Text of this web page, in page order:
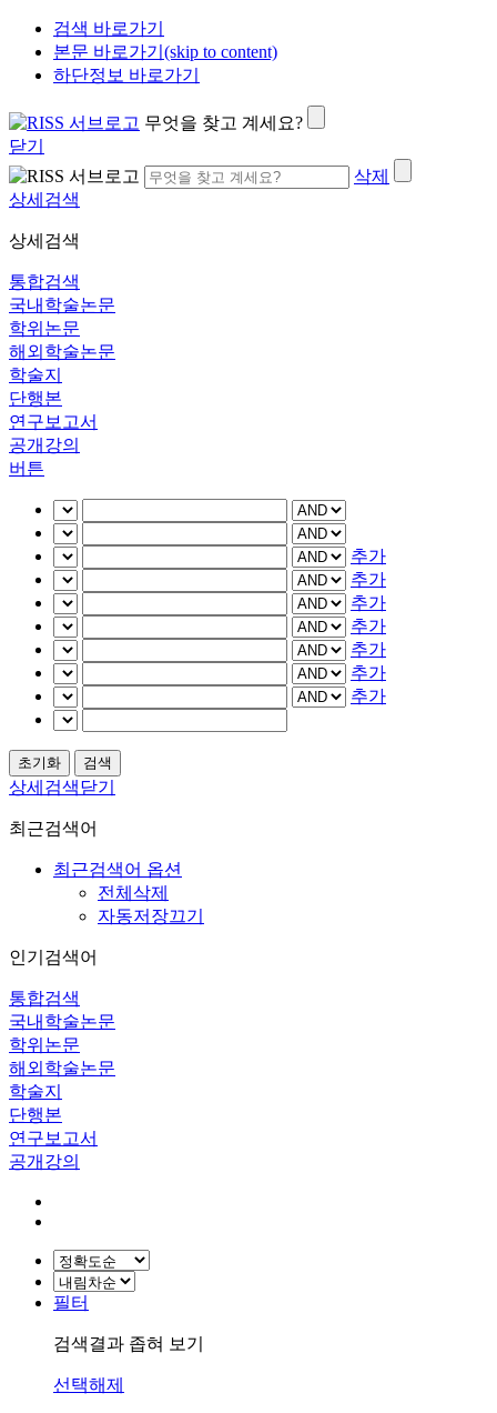
검색 바로가기
본문 바로가기(skip to content)
하단정보 바로가기
무엇을 찾고 계세요?
닫기
삭제
상세검색
상세검색
통합검색
국내학술논문
학위논문
해외학술논문
학술지
단행본
연구보고서
공개강의
버튼
추가
추가
추가
추가
추가
추가
추가
상세검색닫기
최근검색어
최근검색어 옵션
전체삭제
자동저장끄기
인기검색어
통합검색
국내학술논문
학위논문
해외학술논문
학술지
단행본
연구보고서
공개강의
필터
검색결과 좁혀 보기
선택해제